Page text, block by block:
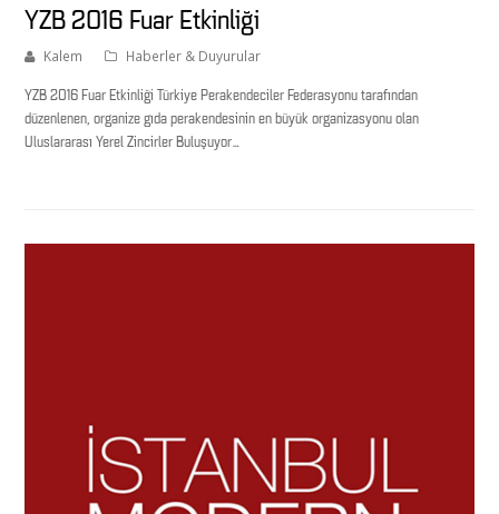
YZB 2016 Fuar Etkinliği
Kalem Haberler & Duyurular
YZB 2016 Fuar Etkinliği Türkiye Perakendeciler Federasyonu tarafından
düzenlenen, organize gıda perakendesinin en büyük organizasyonu olan
Uluslararası Yerel Zincirler Buluşuyor…